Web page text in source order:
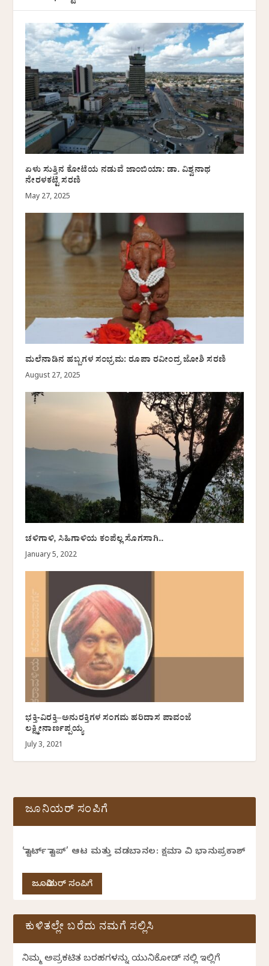
ಏಳು ಸುತ್ತಿನ ಕೋಟೆಯ ನಡುವೆ ಜಾಂಬಿಯಾ: ಡಾ. ವಿಶ್ವನಾಥ
ನೇರಳಕಟ್ಟೆ ಸರಣಿ
May 27, 2025
ಮಲೆನಾಡಿನ ಹಬ್ಬಗಳ ಸಂಭ್ರಮ: ರೂಪಾ ರವೀಂದ್ರ ಜೋಶಿ ಸರಣಿ
August 27, 2025
ಚಳಿಗಾಳಿ, ಸಿಹಿಗಾಳಿಯ ಕಂಪೆಲ್ಲ ಸೊಗಸಾಗಿ..
January 5, 2022
ಭಕ್ತಿ-ವಿರಕ್ತಿ–ಅನುರಕ್ತಿಗಳ ಸಂಗಮ ಹರಿದಾಸ ಪಾವಂಜೆ
ಲಕ್ಷ್ಮೀನಾರ್ಣಪ್ಪಯ್ಯ
July 3, 2021
ಜೂನಿಯರ್ ಸಂಪಿಗೆ
‘ಸ್ಟಾರ್ಟ್ ಸ್ಟಾಪ್’ ಆಟ ಮತ್ತು ವಡಬಾನಲ: ಕ್ಷಮಾ ವಿ ಭಾನುಪ್ರಕಾಶ್
ಜೂನಿಯರ್ ಸಂಪಿಗೆ
ಕುಳಿತಲ್ಲೇ ಬರೆದು ನಮಗೆ ಸಲ್ಲಿಸಿ
ನಿಮ್ಮ ಅಪ್ರಕಟಿತ ಬರಹಗಳನ್ನು ಯುನಿಕೋಡ್ ನಲ್ಲಿ ಇಲ್ಲಿಗೆ